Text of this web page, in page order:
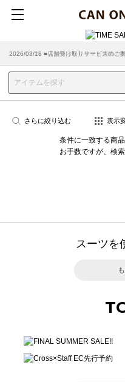
2026/07/29 ■【お知らせ】ヤマト運輸の
2026/03/18 ■店舗受け取りサービスのご
さらに絞り込む 表示
条件に一致する商
お手数ですが、検
スーツを